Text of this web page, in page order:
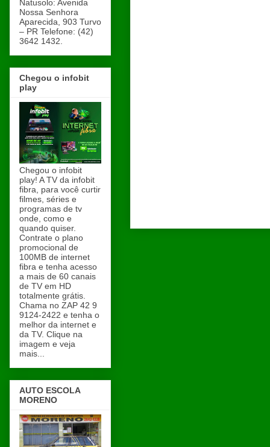
Natusolo: Avenida
Nossa Senhora
Aparecida, 903 Turvo
– PR Telefone: (42)
3642 1432.
Chegou o infobit
play
Chegou o infobit
play! A TV da infobit
fibra, para você curtir
filmes, séries e
programas de tv
onde, como e
quando quiser.
Contrate o plano
promocional de
100MB de internet
fibra e tenha acesso
a mais de 60 canais
de TV em HD
totalmente grátis.
Chama no ZAP 42 9
9124-2422 e tenha o
melhor da internet e
da TV. Clique na
imagem e veja
mais...
AUTO ESCOLA
MORENO